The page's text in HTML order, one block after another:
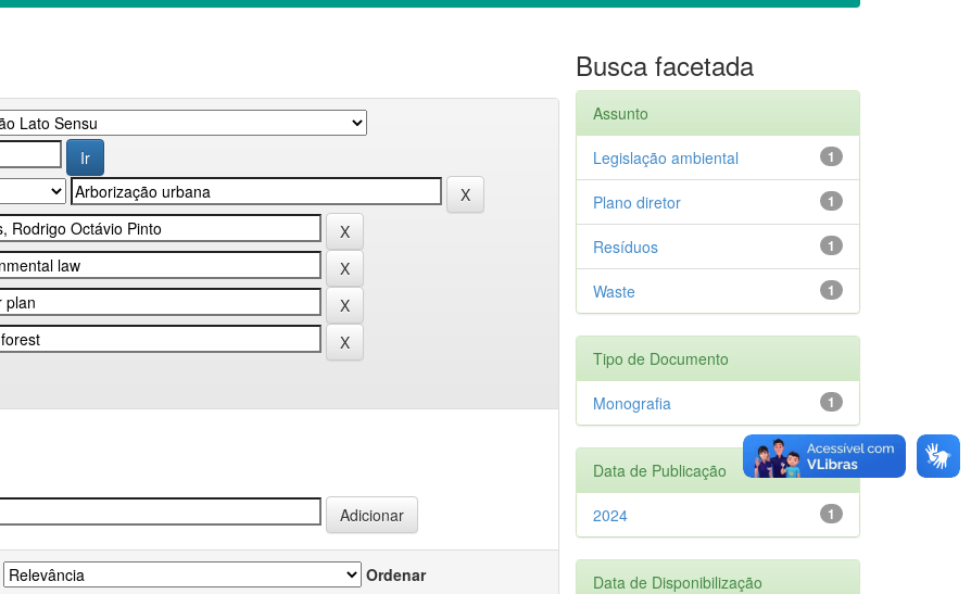
Ordenar
Busca facetada
Assunto
1
Legislação ambiental
1
Plano diretor
1
Resíduos
1
Waste
Tipo de Documento
1
Monografia
Data de Publicação
1
2024
Data de Disponibilização